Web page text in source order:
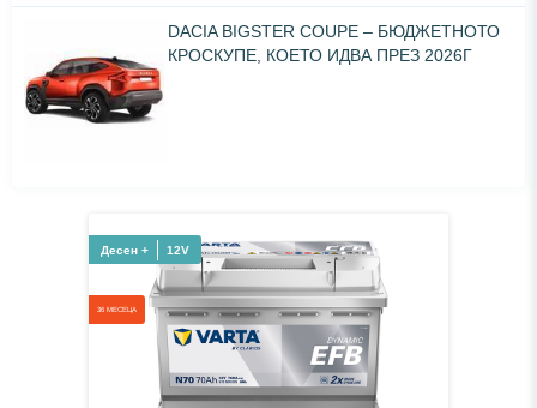
DACIA BIGSTER COUPE – БЮДЖЕТНОТО
КРОСКУПЕ, КОЕТО ИДВА ПРЕЗ 2026Г
Десен + 12V
36 МЕСЕЦА